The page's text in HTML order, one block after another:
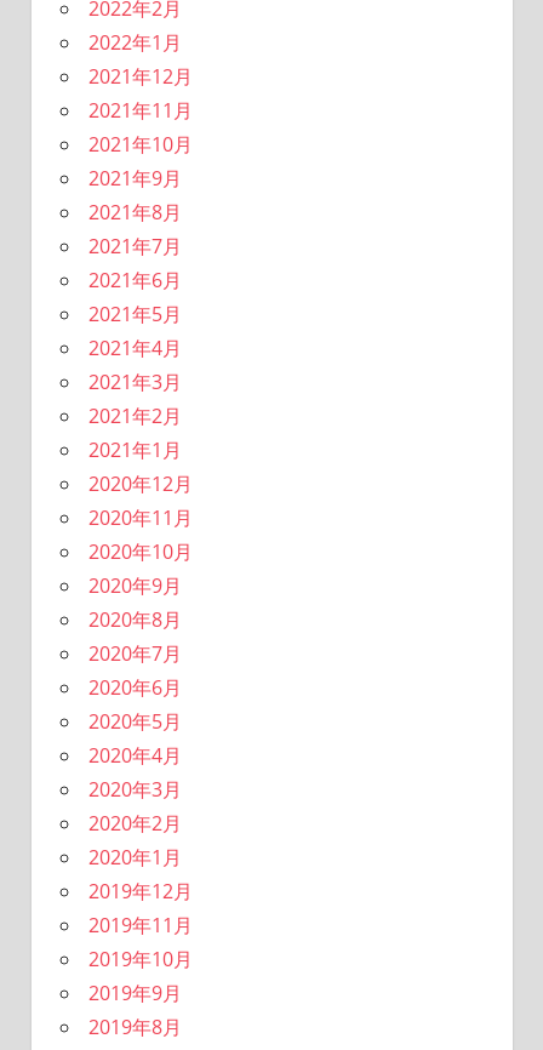
2022年2月
2022年1月
2021年12月
2021年11月
2021年10月
2021年9月
2021年8月
2021年7月
2021年6月
2021年5月
2021年4月
2021年3月
2021年2月
2021年1月
2020年12月
2020年11月
2020年10月
2020年9月
2020年8月
2020年7月
2020年6月
2020年5月
2020年4月
2020年3月
2020年2月
2020年1月
2019年12月
2019年11月
2019年10月
2019年9月
2019年8月